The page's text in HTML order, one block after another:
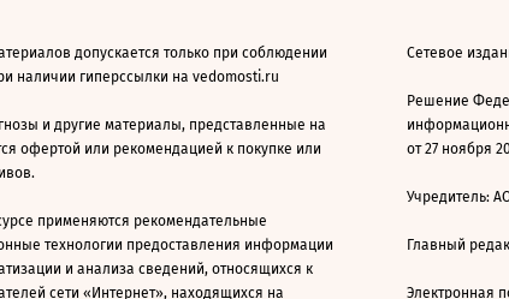
допускается только при соблюдении
наличии гиперссылки на vedomosti.ru
и другие материалы, представленные на
офертой или рекомендацией к покупке или
применяются рекомендательные
технологии предоставления информации
и анализа сведений, относящихся к
сети «Интернет», находящихся на
Сетевое
Решение
от 27 ноября
Учредитель:
Главный
Электронная